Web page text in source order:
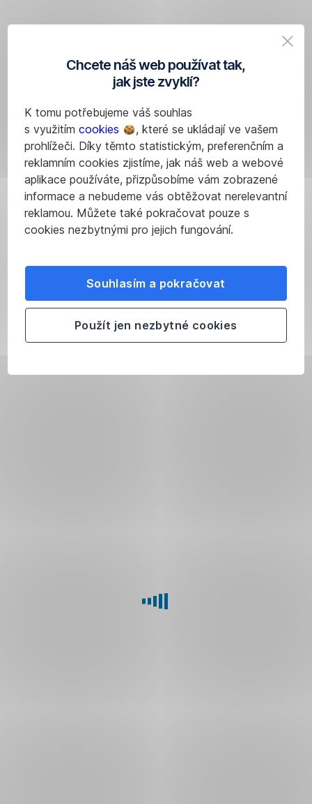
Chcete náš web používat tak,
jak jste zvyklí?
K tomu potřebujeme váš souhlas
s využitím cookies
, které se ukládají ve vašem
prohlížeči. Díky těmto statistickým, preferenčním a
reklamním cookies zjistíme, jak náš web a webové
aplikace používáte, přizpůsobíme vám zobrazené
informace a nebudeme vás obtěžovat nerelevantní
reklamou. Můžete také pokračovat pouze s
cookies nezbytnými pro jejich fungování.
Souhlasím a pokračovat
Použít jen nezbytné cookies